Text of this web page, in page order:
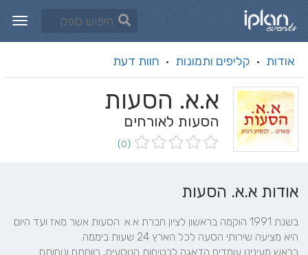
אודות · קליפים ותמונות · חוות דעת
א.א. הסעות
הסעות לאורחים
(0)
אודות א.א. הסעות